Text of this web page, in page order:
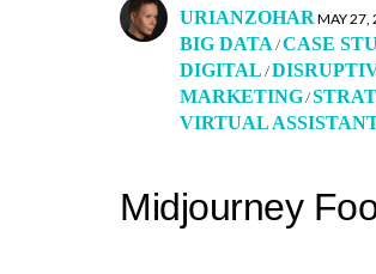
POSTED
BY
URIANZOHAR MAY 27,
BIG DATA /CASE
DIGITAL /
MARKETING/
VIRTUAL
Midjourney